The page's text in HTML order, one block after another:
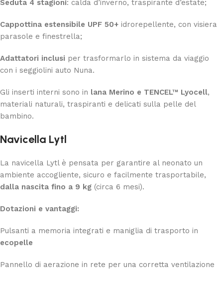
Seduta 4 stagioni: calda d’inverno, traspirante d’estate;
Cappottina estensibile UPF 50+ idrorepellente, con visiera
parasole e finestrella;
Adattatori inclusi per trasformarlo in sistema da viaggio
con i seggiolini auto Nuna.
Gli inserti interni sono in lana Merino e TENCEL™ Lyocell,
materiali naturali, traspiranti e delicati sulla pelle del
bambino.
Navicella Lytl
La navicella Lytl è pensata per garantire al neonato un
ambiente accogliente, sicuro e facilmente trasportabile,
dalla nascita fino a 9 kg (circa 6 mesi).
Dotazioni e vantaggi:
Pulsanti a memoria integrati e maniglia di trasporto in
ecopelle
Pannello di aerazione in rete per una corretta ventilazione